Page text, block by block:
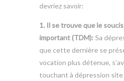
devriez savoir:
1. Il se trouve que le
important (TDM): Sa
que cette dernière se
vocation plus détenue,
touchant à dépression